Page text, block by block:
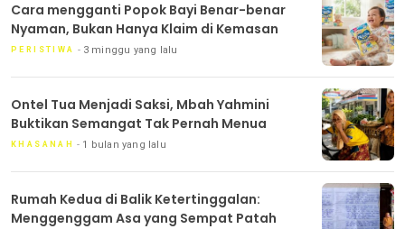
Cara mengganti Popok Bayi Benar-benar
Nyaman, Bukan Hanya Klaim di Kemasan
PERISTIWA 3 minggu yang lalu
Ontel Tua Menjadi Saksi, Mbah Yahmini
Buktikan Semangat Tak Pernah Menua
KHASANAH 1 bulan yang lalu
Rumah Kedua di Balik Ketertinggalan:
Menggenggam Asa yang Sempat Patah